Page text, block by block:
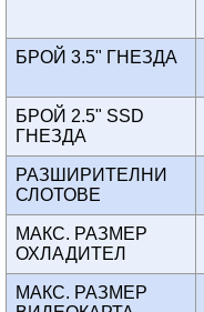
БРОЙ 3.5" ГНЕЗДА
БРОЙ 2.5" SSD
ГНЕЗДА
РАЗШИРИТЕЛНИ
СЛОТОВЕ
МАКС. РАЗМЕР
ОХЛАДИТЕЛ
МАКС. РАЗМЕР